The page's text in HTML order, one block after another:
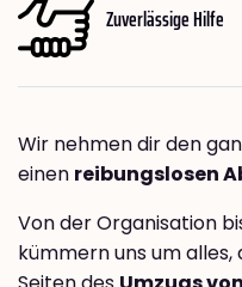
Zuverlässige Hilfe
Wir nehmen dir den
einen reibungslosen
Von der Organisation
kümmern uns um